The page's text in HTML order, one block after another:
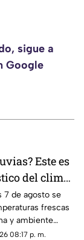
sigue a
Google
Este es
del clima
HOY
agosto
7 de agosto se
frescas
y ambiente
por la tarde;
08:17 p. m.